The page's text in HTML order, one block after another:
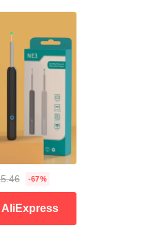
-67%
AliExpress